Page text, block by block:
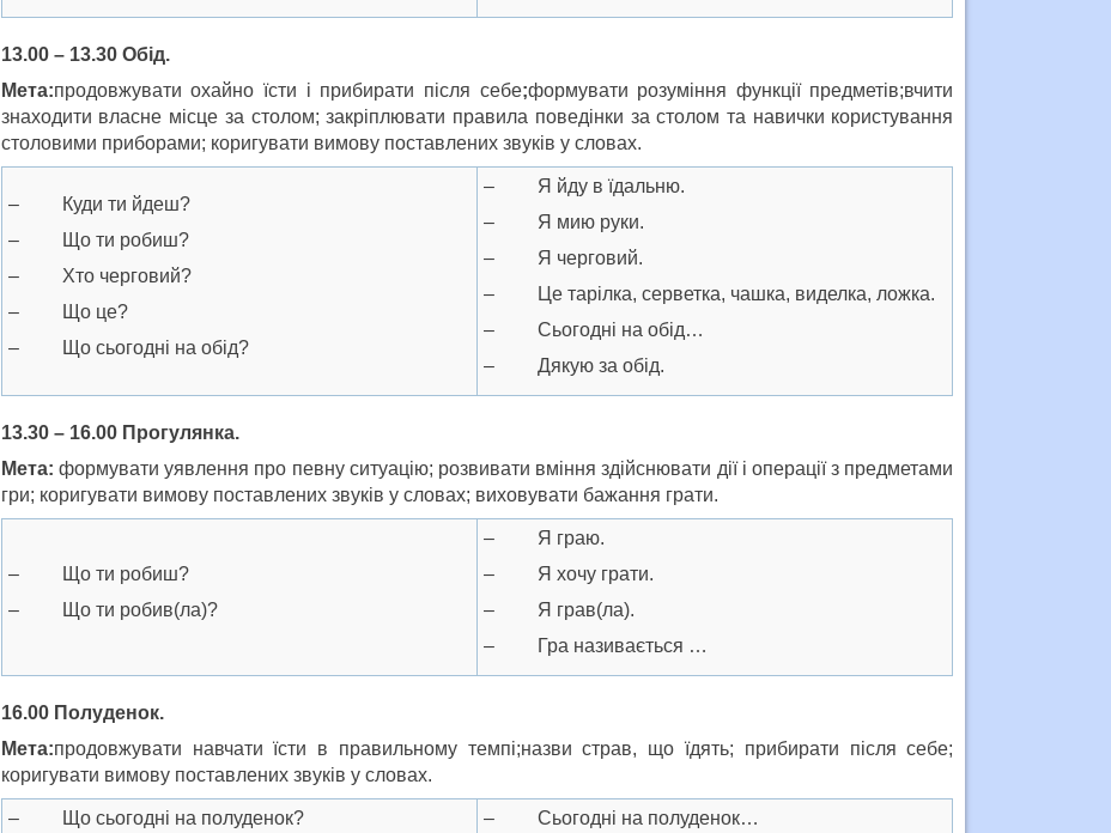
13.00 – 13.30 Обід.
Мета:продовжувати охайно їсти і прибирати після себе;формувати розуміння функції предметів;вчити
знаходити власне місце за столом; закріплювати правила поведінки за столом та навички користування
столовими приборами; коригувати вимову поставлених звуків у словах.
– Куди ти йдеш?
– Що ти робиш?
– Хто черговий?
– Що це?
– Що сьогодні на обід?
– Я йду в їдальню.
– Я мию руки.
– Я черговий.
– Це тарілка, серветка, чашка, виделка, ложка.
– Сьогодні на обід…
– Дякую за обід.
13.30 – 16.00 Прогулянка.
Мета: формувати уявлення про певну ситуацію; розвивати вміння здійснювати дії і операції з предметами
гри; коригувати вимову поставлених звуків у словах; виховувати бажання грати.
– Що ти робиш?
– Що ти робив(ла)?
– Я граю.
– Я хочу грати.
– Я грав(ла).
– Гра називається …
16.00 Полуденок.
Мета:продовжувати навчати їсти в правильному темпі;назви страв, що їдять; прибирати після себе;
коригувати вимову поставлених звуків у словах.
– Що сьогодні на полуденок? – Сьогодні на полуденок…